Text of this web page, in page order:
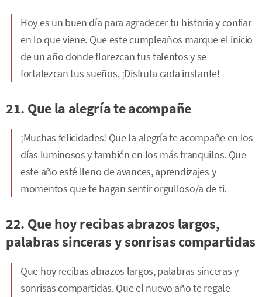
Hoy es un buen día para agradecer tu historia y confiar
en lo que viene. Que este cumpleaños marque el inicio
de un año donde florezcan tus talentos y se
fortalezcan tus sueños. ¡Disfruta cada instante!
21. Que la alegría te acompañe
¡Muchas felicidades! Que la alegría te acompañe en los
días luminosos y también en los más tranquilos. Que
este año esté lleno de avances, aprendizajes y
momentos que te hagan sentir orgulloso/a de ti.
22. Que hoy recibas abrazos largos,
palabras sinceras y sonrisas compartidas
Que hoy recibas abrazos largos, palabras sinceras y
sonrisas compartidas. Que el nuevo año te regale